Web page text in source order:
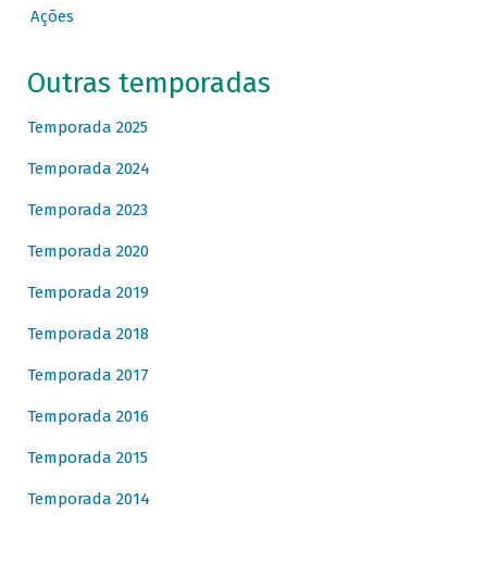
Ações
Outras temporadas
Temporada 2025
Temporada 2024
Temporada 2023
Temporada 2020
Temporada 2019
Temporada 2018
Temporada 2017
Temporada 2016
Temporada 2015
Temporada 2014